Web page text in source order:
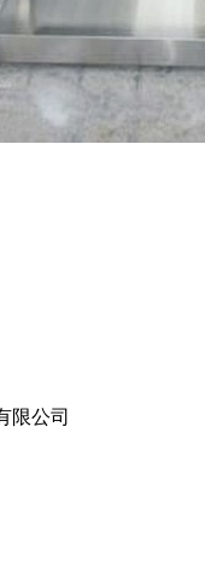
650
限公司